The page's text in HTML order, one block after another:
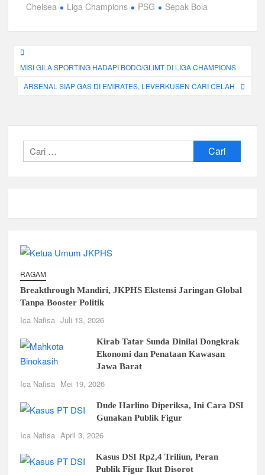
Chelsea Liga Champions PSG Sepak Bola
Navigasi
pos
MISI GILA SPORTING HADAPI BODO/GLIMT DI LIGA CHAMPIONS
ARSENAL SIAP GAS DI EMIRATES, LEVERKUSEN CARI CELAH
Cari
untuk:
RAGAM
Breakthrough Mandiri, JKPHS Ekstensi Jaringan Global
Tanpa Booster Politik
Ica Nafisa Juli 13, 2026
Kirab Tatar Sunda Dinilai Dongkrak
Ekonomi dan Penataan Kawasan
Jawa Barat
Ica Nafisa Mei 19, 2026
Dude Harlino Diperiksa, Ini Cara DSI
Gunakan Publik Figur
Ica Nafisa April 3, 2026
Kasus DSI Rp2,4 Triliun, Peran
Publik Figur Ikut Disorot